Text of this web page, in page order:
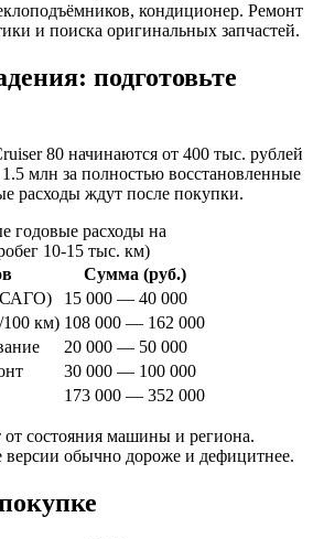
кондиционер. Ремонт
и поиска оригинальных запчастей.
подготовьте
80 начинаются от 400 тыс. рублей
1.5 млн за полностью восстановленные
расходы ждут после покупки.
годовые расходы на
10-15 тыс. км)
Сумма (руб.)
15 000 — 40 000
100 км) 108 000 — 162 000
20 000 — 50 000
30 000 — 100 000
173 000 — 352 000
состояния машины и региона.
версии обычно дороже и дефицитнее.